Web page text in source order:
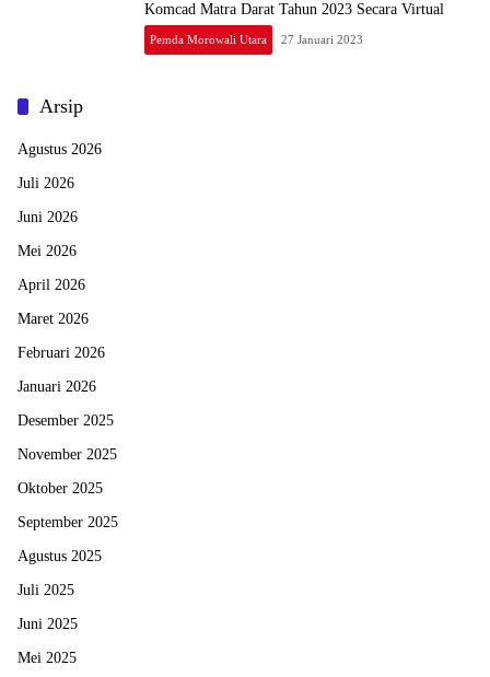
Komcad Matra Darat Tahun 2023 Secara Virtual
Pemda Morowali Utara 27 Januari 2023
Arsip
Agustus 2026
Juli 2026
Juni 2026
Mei 2026
April 2026
Maret 2026
Februari 2026
Januari 2026
Desember 2025
November 2025
Oktober 2025
September 2025
Agustus 2025
Juli 2025
Juni 2025
Mei 2025